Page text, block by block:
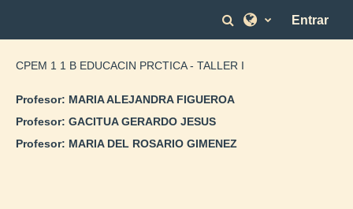
Selector de
Entrar
CPEM 1 1 B EDUCACIN PRCTICA - TALLER I
Profesor: MARIA ALEJANDRA FIGUEROA
Profesor: GACITUA GERARDO JESUS
Profesor: MARIA DEL ROSARIO GIMENEZ